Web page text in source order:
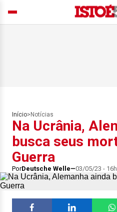
Início> Notícias
Na Ucrânia,
busca seus
Guerra
PorDeutsche Welle 03/05/23 -